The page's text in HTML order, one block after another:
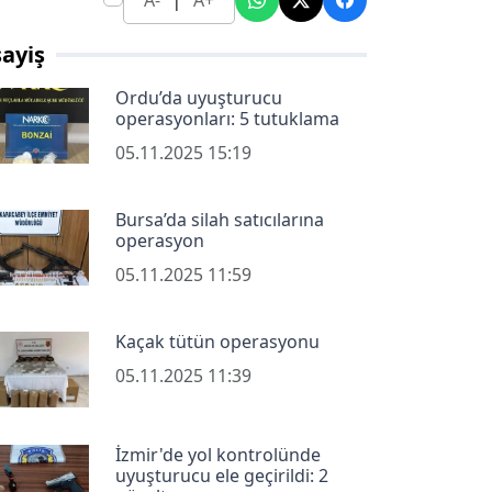
Ordu’da uyuşturucu
operasyonları: 5 tutuklama
05.11.2025 15:19
Bursa’da silah satıcılarına
operasyon
05.11.2025 11:59
Kaçak tütün operasyonu
05.11.2025 11:39
İzmir'de yol kontrolünde
uyuşturucu ele geçirildi: 2